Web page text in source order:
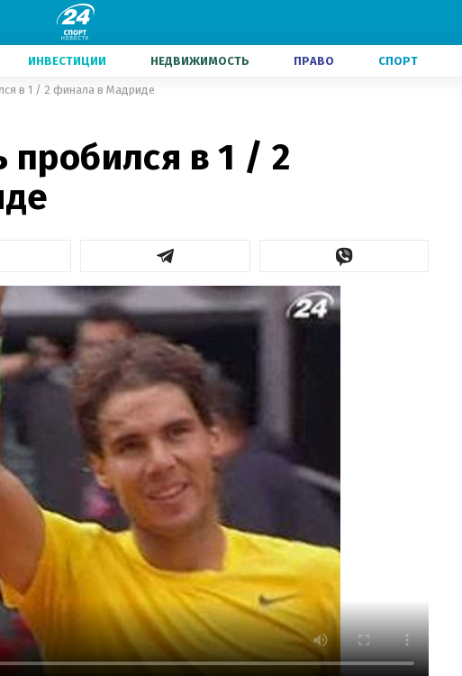
ИНВЕСТИЦИИ НЕДВИЖИМОСТЬ ПРАВО СПОРТ
в 1 / 2 финала в Мадриде
в 1 / 2